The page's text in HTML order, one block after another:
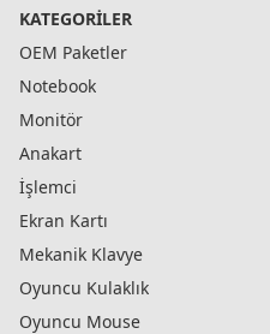
KATEGORILER
OEM Paketler
Notebook
Monitör
Anakart
İşlemci
Ekran Kartı
Mekanik Klavye
Oyuncu Kulaklık
Oyuncu Mouse